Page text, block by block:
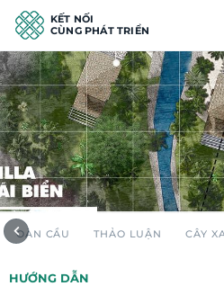
KẾT NỐI
CÙNG PHÁT TRIỂN
TOÀN CẦU THẢO LUẬN CÂY
HƯỚNG DẪN